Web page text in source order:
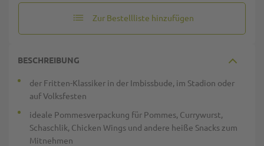
Zur Bestellliste hinzufügen
BESCHREIBUNG
der Fritten-Klassiker in der Imbissbude, im Stadion oder
auf Volksfesten
ideale Pommesverpackung für Pommes, Currywurst,
Schaschlik, Chicken Wings und andere heiße Snacks zum
Mitnehmen